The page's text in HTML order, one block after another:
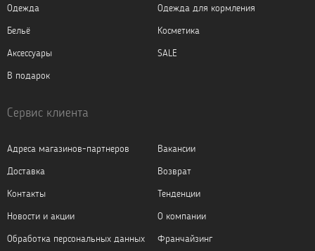
Одежда
Одежда для кормления
Бельё
Косметика
Аксессуары
SALE
В подарок
Сервис клиента
Адреса магазинов-партнеров
Вакансии
Доставка
Возврат
Контакты
Тенденции
Новости и акции
О компании
Обработка персональных данных
Франчайзинг